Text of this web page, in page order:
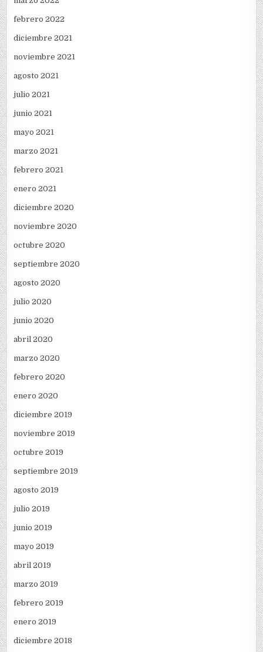
febrero 2022
diciembre 2021
noviembre 2021
agosto 2021
julio 2021
junio 2021
mayo 2021
marzo 2021
febrero 2021
enero 2021
diciembre 2020
noviembre 2020
octubre 2020
septiembre 2020
agosto 2020
julio 2020
junio 2020
abril 2020
marzo 2020
febrero 2020
enero 2020
diciembre 2019
noviembre 2019
octubre 2019
septiembre 2019
agosto 2019
julio 2019
junio 2019
mayo 2019
abril 2019
marzo 2019
febrero 2019
enero 2019
diciembre 2018